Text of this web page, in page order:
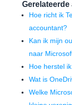
Gerelateerde
Hoe richt ik
accountant?
Kan ik mijn
naar
Hoe herstel
Wat is
Welke